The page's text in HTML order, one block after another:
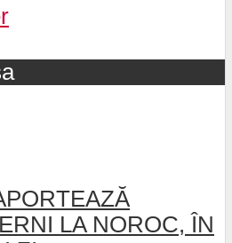
LA NOROC, ÎN